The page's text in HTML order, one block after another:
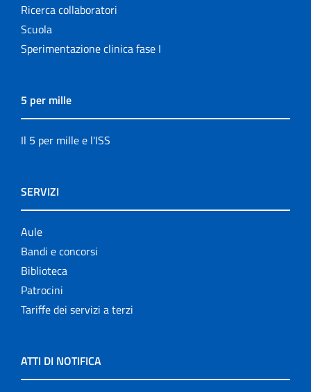
Ricerca collaboratori
Scuola
Sperimentazione clinica fase I
5 per mille
Il 5 per mille e l'ISS
SERVIZI
Aule
Bandi e concorsi
Biblioteca
Patrocini
Tariffe dei servizi a terzi
ATTI DI NOTIFICA